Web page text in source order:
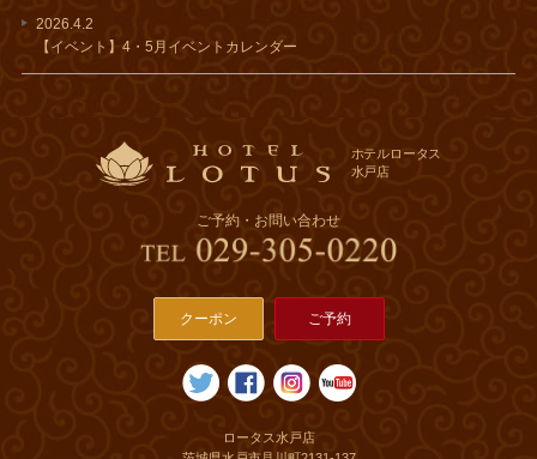
2026.4.2
【イベント】4・5月イベントカレンダー
ホテルロータス
水戸店
ご予約・お問い合わせ
クーポン ご予約
ロータス水戸店